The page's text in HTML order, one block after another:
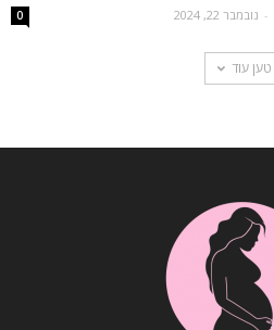
- נובמבר 22, 2024 0
טען עוד